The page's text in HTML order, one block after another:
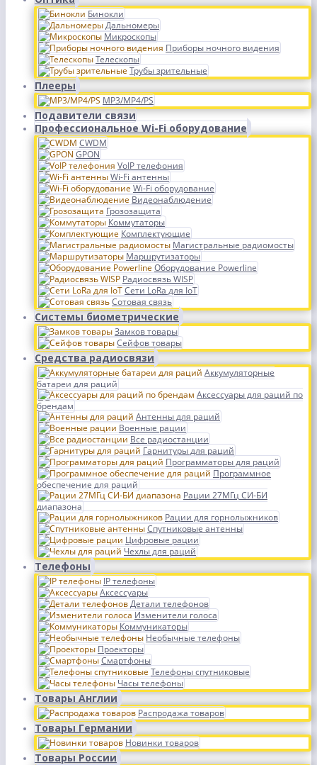
Бинокли
Дальномеры
Микроскопы
Приборы ночного видения
Телескопы
Трубы зрительные
Плееры
MP3/MP4/PS
Подавители связи
Профессиональное Wi-Fi оборудование
CWDM
GPON
VoIP телефония
Wi-Fi антенны
Wi-Fi оборудование
Видеонаблюдение
Грозозащита
Коммутаторы
Комплектующие
Магистральные радиомосты
Маршрутизаторы
Оборудование Powerline
Радиосвязь WISP
Сети LoRa для IoT
Сотовая связь
Системы биометрические
Замков товары
Сейфов товары
Средства радиосвязи
Аккумуляторные
батареи для раций
Аксессуары для раций по
брендам
Антенны для раций
Военные рации
Все радиостанции
Гарнитуры для раций
Программаторы для раций
Программное
обеспечение для раций
Рации 27МГц СИ-БИ
диапазона
Рации для горнолыжников
Спутниковые антенны
Цифровые рации
Чехлы для раций
Телефоны
IP телефоны
Аксессуары
Детали телефонов
Изменители голоса
Коммуникаторы
Необычные телефоны
Проекторы
Смартфоны
Телефоны спутниковые
Часы телефоны
Товары Англии
Распродажа товаров
Товары Германии
Новинки товаров
Товары России